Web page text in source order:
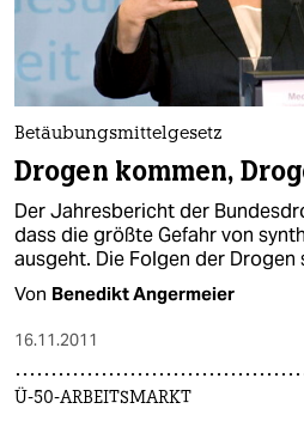
Betäubungsmittelgesetz
Drogen kommen,
Der Jahresbericht der
dass die größte Gefahr von
ausgeht. Die Folgen der Drogen
Von Benedikt Angermeier
16.11.2011
Ü-50-ARBEITSMARKT